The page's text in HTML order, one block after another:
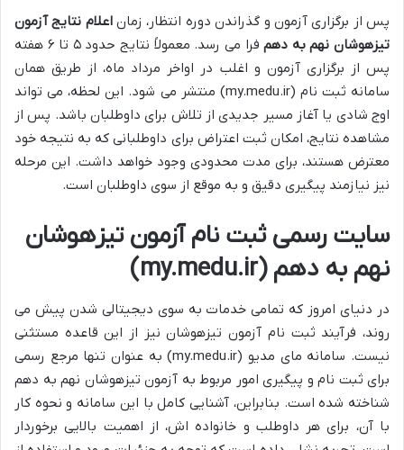
پس از برگزاری آزمون و گذراندن دوره انتظار، زماناعلام نتایج آزمون
تیزهوشان نهم به دهم
فرا می رسد. معمولاً نتایج حدود ۵ تا ۶ هفته
پس از برگزاری آزمون و اغلب در اواخر مرداد ماه، از طریق همان
سامانه ثبت نام (my.medu.ir) منتشر می شود. این لحظه، می تواند
اوج شادی یا آغاز مسیر جدیدی از تلاش برای داوطلبان باشد. پس از
مشاهده نتایج، امکان ثبت اعتراض برای داوطلبانی که به نتیجه خود
معترض هستند، برای مدت محدودی وجود خواهد داشت. این مرحله
نیز نیازمند پیگیری دقیق و به موقع از سوی داوطلبان است.
سایت رسمی ثبت نام آزمون تیزهوشان
نهم به دهم (my.medu.ir)
در دنیای امروز که تمامی خدمات به سوی دیجیتالی شدن پیش می
روند، فرآیند ثبت نام آزمون تیزهوشان نیز از این قاعده مستثنی
نیست. سامانه مای مدیو (my.medu.ir) به عنوان تنها مرجع رسمی
برای ثبت نام و پیگیری امور مربوط به آزمون تیزهوشان نهم به دهم
شناخته شده است. بنابراین، آشنایی کامل با این سامانه و نحوه کار
با آن، برای هر داوطلب و خانواده اش، از اهمیت بالایی برخوردار